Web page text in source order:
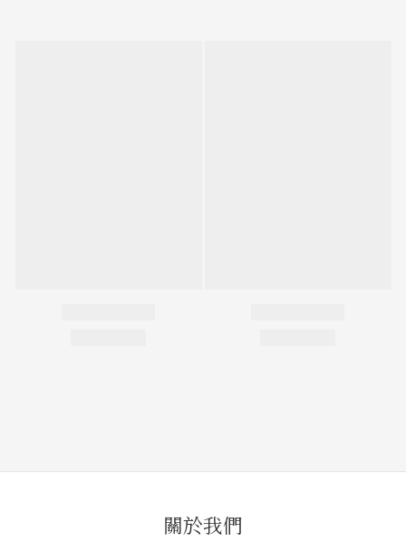
關於我們